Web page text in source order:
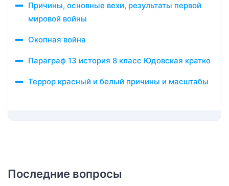
Причины, основные вехи, результаты первой
мировой войны
Окопная война
Параграф 13 история 8 класс Юдовская кратко
Террор красный и белый причины и масштабы
Последние вопросы